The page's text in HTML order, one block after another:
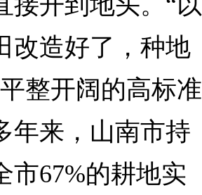
改造好了，种地
整开阔的高标准
年来，山南市持
市67%的耕地实